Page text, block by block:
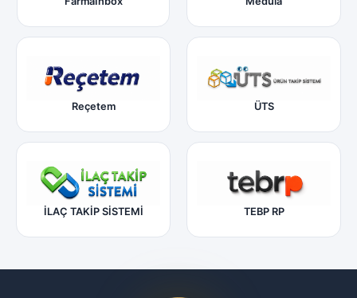
Reçetem ÜTS
İLAÇ TAKİP SİSTEMİ TEBP RP